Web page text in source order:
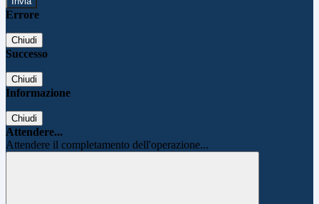
Errore
Chiudi
Successo
Chiudi
Informazione
Chiudi
Attendere...
Attendere il completamento dell'operazione...